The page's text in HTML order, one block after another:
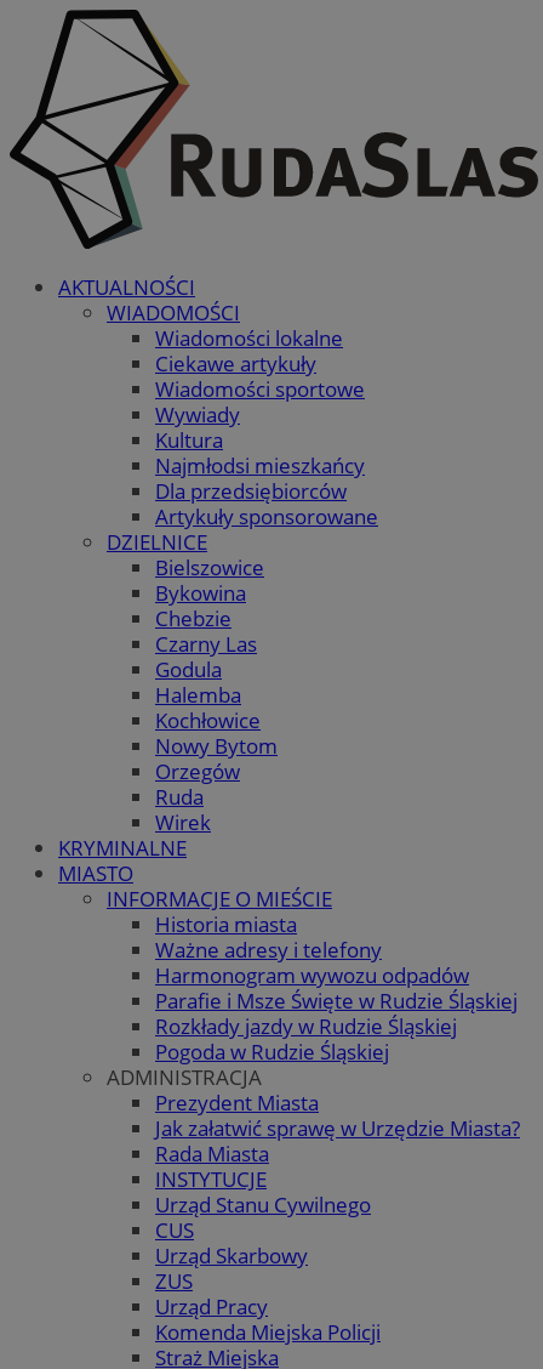
AKTUALNOŚCI
WIADOMOŚCI
Wiadomości lokalne
Ciekawe artykuły
Wiadomości sportowe
Wywiady
Kultura
Najmłodsi mieszkańcy
Dla przedsiębiorców
Artykuły sponsorowane
DZIELNICE
Bielszowice
Bykowina
Chebzie
Czarny Las
Godula
Halemba
Kochłowice
Nowy Bytom
Orzegów
Ruda
Wirek
KRYMINALNE
MIASTO
INFORMACJE O MIEŚCIE
Historia miasta
Ważne adresy i telefony
Harmonogram wywozu odpadów
Parafie i Msze Święte w Rudzie Śląskiej
Rozkłady jazdy w Rudzie Śląskiej
Pogoda w Rudzie Śląskiej
ADMINISTRACJA
Prezydent Miasta
Jak załatwić sprawę w Urzędzie Miasta?
Rada Miasta
INSTYTUCJE
Urząd Stanu Cywilnego
CUS
Urząd Skarbowy
ZUS
Urząd Pracy
Komenda Miejska Policji
Straż Miejska